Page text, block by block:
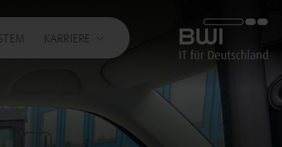
KARRIERE
BWI GmbH